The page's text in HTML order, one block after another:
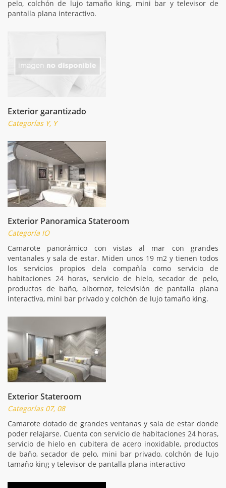
pelo, colchón de lujo tamaño king, mini bar y televisor de
pantalla plana interactivo.
Exterior garantizado
Categorías Y, Y
Exterior Panoramica Stateroom
Categoría IO
Camarote panorámico con vistas al mar con grandes
ventanales y sala de estar. Miden unos 19 m2 y tienen todos
los servicios propios dela compañía como servicio de
habitaciones 24 horas, servicio de hielo, secador de pelo,
productos de baño, albornoz, televisión de pantalla plana
interactiva, mini bar privado y colchón de lujo tamaño king.
Exterior Stateroom
Categorías 07, 08
Camarote dotado de grandes ventanas y sala de estar donde
poder relajarse. Cuenta con servicio de habitaciones 24 horas,
servicio de hielo en cubitera de acero inoxidable, productos
de baño, secador de pelo, mini bar privado, colchón de lujo
tamaño king y televisor de pantalla plana interactivo